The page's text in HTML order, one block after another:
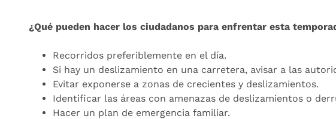
¿Qué pueden hacer los ciudadanos para enfrentar esta
Recorridos preferiblemente en el día.
Si hay un deslizamiento en una carretera, avisar a las
Evitar exponerse a zonas de crecientes y deslizamientos.
Identificar las áreas con amenazas de deslizamientos o
Hacer un plan de emergencia familiar.